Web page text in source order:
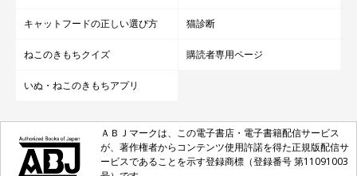
キャットフードの正しい選び方 猫診断
ねこのきもちクイズ 購読者専用ページ
いぬ・ねこのきもちアプリ
ＡＢＪマークは、この電子書店・電子書籍配信サービス
が、著作権者からコンテンツ使用許諾を得た正規版配信サ
ービスであることを示す登録商標（登録番号 第11091003